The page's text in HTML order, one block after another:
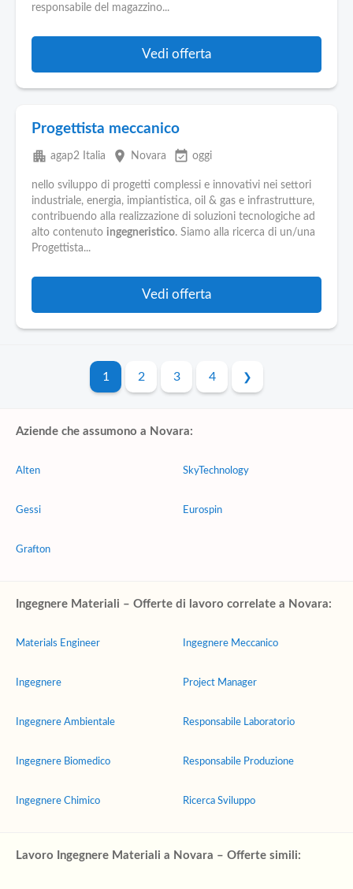
responsabile del magazzino...
Vedi offerta
Progettista meccanico
apartment agap2 Italia place Novara event_available oggi
nello sviluppo di progetti complessi e innovativi nei settori
industriale, energia, impiantistica, oil & gas e infrastrutture,
contribuendo alla realizzazione di soluzioni tecnologiche ad
alto contenuto ingegneristico. Siamo alla ricerca di un/una
Progettista...
Vedi offerta
1 2 3 4
Aziende che assumono a Novara:
Alten
Gessi
Grafton
SkyTechnology
Eurospin
Ingegnere Materiali – Offerte di lavoro correlate a Novara:
Materials Engineer
Ingegnere
Ingegnere Ambientale
Ingegnere Biomedico
Ingegnere Chimico
Ingegnere Meccanico
Project Manager
Responsabile Laboratorio
Responsabile Produzione
Ricerca Sviluppo
Lavoro Ingegnere Materiali a Novara – Offerte simili: